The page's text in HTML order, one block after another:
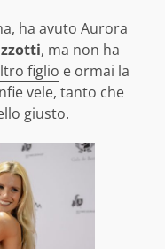
ha avuto Aurora
, ma non ha
figlio e ormai la
vele, tanto che
giusto.